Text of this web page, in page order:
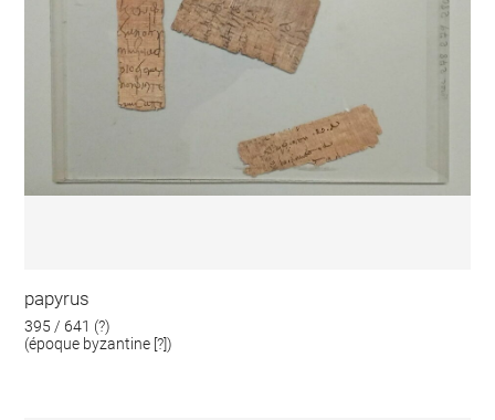
papyrus
395 / 641 (?)
(époque byzantine [?])